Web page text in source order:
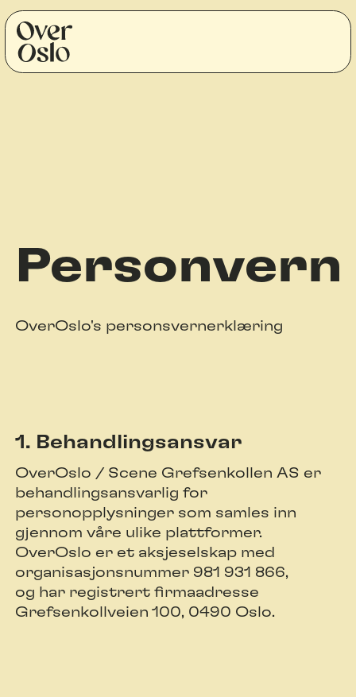
Personvern
OverOslo's personsvernerklæring
1. Behandlingsansvar
OverOslo / Scene Grefsenkollen AS er
behandlingsansvarlig for
personopplysninger som samles inn
gjennom våre ulike plattformer.
OverOslo er et aksjeselskap med
organisasjonsnummer 981 931 866,
og har registrert firmaadresse
Grefsenkollveien 100, 0490 Oslo.